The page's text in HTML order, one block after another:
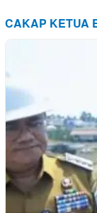
CAKAP KETUA